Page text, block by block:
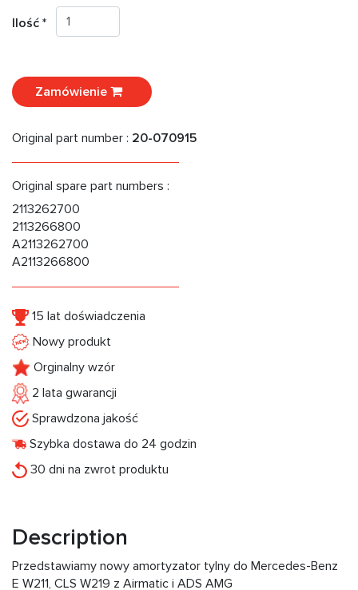
Ilość *
Zamówienie
Original part number : 20-070915
Original spare part numbers :
2113262700
2113266800
A2113262700
A2113266800
15 lat doświadczenia
Nowy produkt
Orginalny wzór
2 lata gwarancji
Sprawdzona jakość
Szybka dostawa do 24 godzin
30 dni na zwrot produktu
Description
Przedstawiamy nowy amortyzator tylny do Mercedes-Benz
E W211, CLS W219 z Airmatic i ADS AMG